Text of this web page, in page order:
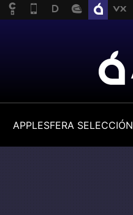
APPLESFERA SELECCIÓN